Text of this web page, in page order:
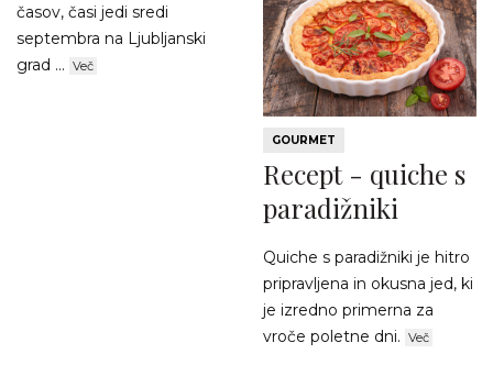
časov, časi jedi sredi
septembra na Ljubljanski
grad ... Več
GOURMET
Recept - quiche s
paradižniki
Quiche s paradižniki je hitro
pripravljena in okusna jed, ki
je izredno primerna za
vroče poletne dni. Več